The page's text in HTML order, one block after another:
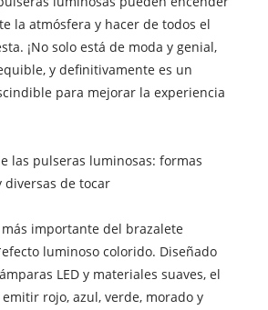
la atmósfera y hacer de todos el
¡No solo está de moda y genial,
y definitivamente es un
para mejorar la experiencia
las pulseras luminosas: formas
de tocar
importante del brazalete
luminoso colorido. Diseñado
LED y materiales suaves, el
rojo, azul, verde, morado y